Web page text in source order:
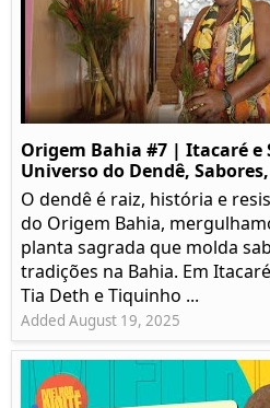
Origem Bahia #7 | Itacaré e
Universo do Dendê,
O dendê é raiz, história e
do Origem Bahia,
planta sagrada que molda
tradições na Bahia. Em
Tia Deth e Tiquinho ...
Added August 19, 2025